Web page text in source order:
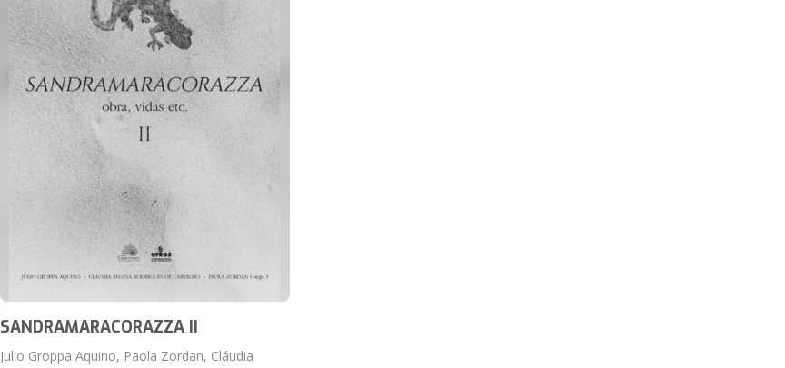
SANDRAMARACORAZZA II
Julio Groppa Aquino, Paola Zordan, Cláudia